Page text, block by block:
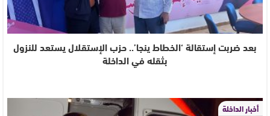
بعد ضربت إستقالة ‘الخطاط ينجا’.. حزب الإستقلال يستعد للنزول
بثقله في الداخلة
أخبار الداخلة